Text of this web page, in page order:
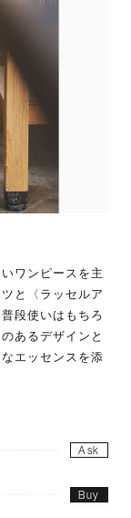
ワンピースを主
と〈ラッセルア
段使いはもちろ
あるデザインと
エッセンスを添
Ask
Buy